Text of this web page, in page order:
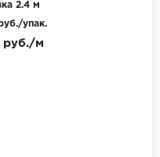
2.4 м
руб./м
упак.